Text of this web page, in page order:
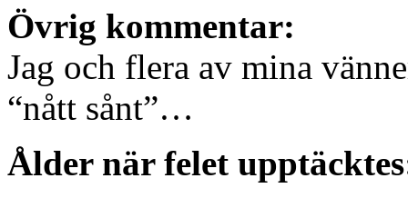
Övrig kommentar:
Jag och flera av mina
“nått sånt”…
Ålder när felet